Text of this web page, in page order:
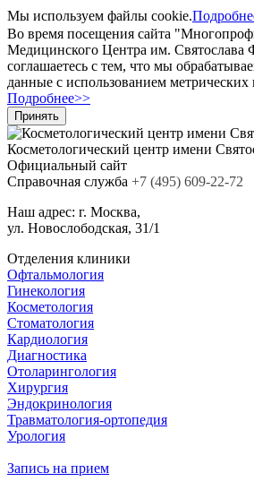
Мы используем файлы cookie.
Во время посещения сайта
Медицинского Центра им. Святослава
соглашаетесь с тем, что мы
данные с использованием метрических
Подробнее>>
Принять
Косметологический центр имени
Официальный сайт
Cправочная служба +7 (495) 609-22-72
Наш адрес: г. Москва,
ул. Новослободская, 31/1
Отделения клиники
Офтальмология
Гинекология
Косметология
Стоматология
Кардиология
Диагностика
Отоларингология
Хирургия
Эндокринология
Травматология-ортопедия
Урология
Запись на прием